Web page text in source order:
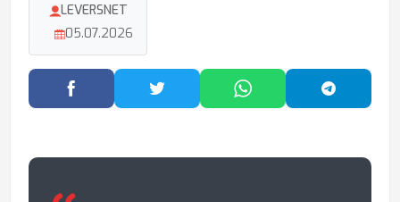
LEVERSNET
05.07.2026
Facebook'ta PaylaşTwitter'da PaylaşWhatsApp'ta Paylaş